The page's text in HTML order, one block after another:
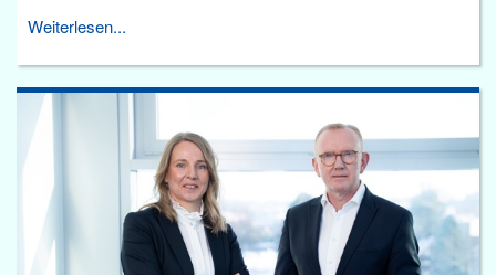
Weiterlesen...